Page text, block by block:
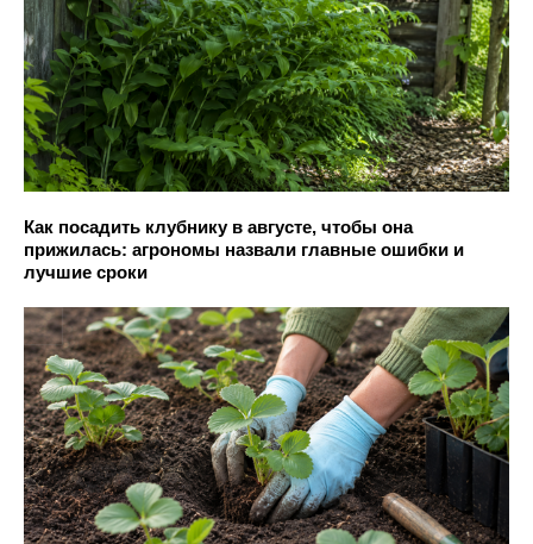
Как посадить клубнику в августе, чтобы она
прижилась: агрономы назвали главные ошибки и
лучшие сроки